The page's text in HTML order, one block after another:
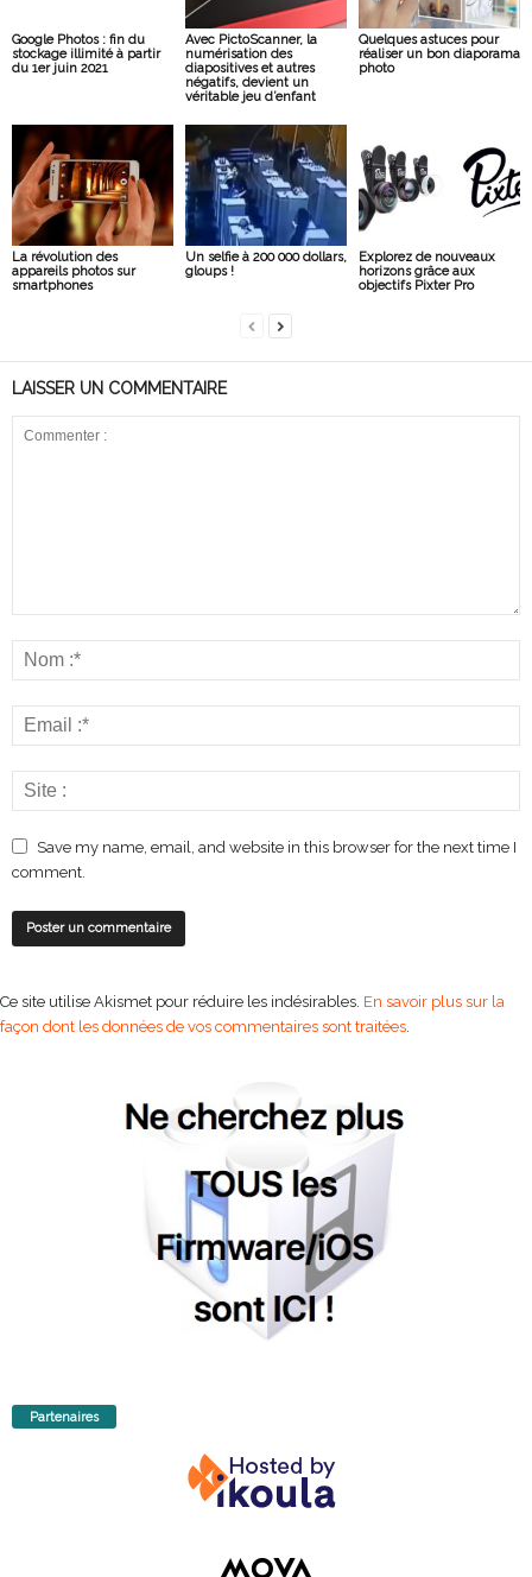
Google Photos : fin du
stockage illimité à partir
du 1er juin 2021
Avec PictoScanner, la
numérisation des
diapositives et autres
négatifs, devient un
véritable jeu d’enfant
Quelques astuces pour
réaliser un bon diaporama
photo
La révolution des
appareils photos sur
smartphones
Un selfie à 200 000 dollars,
gloups !
Explorez de nouveaux
horizons grâce aux
objectifs Pixter Pro
LAISSER UN COMMENTAIRE
Save my name, email, and website in this browser for the next time I
comment.
Ce site utilise Akismet pour réduire les indésirables. En savoir plus sur la
façon dont les données de vos commentaires sont traitées
Partenaires